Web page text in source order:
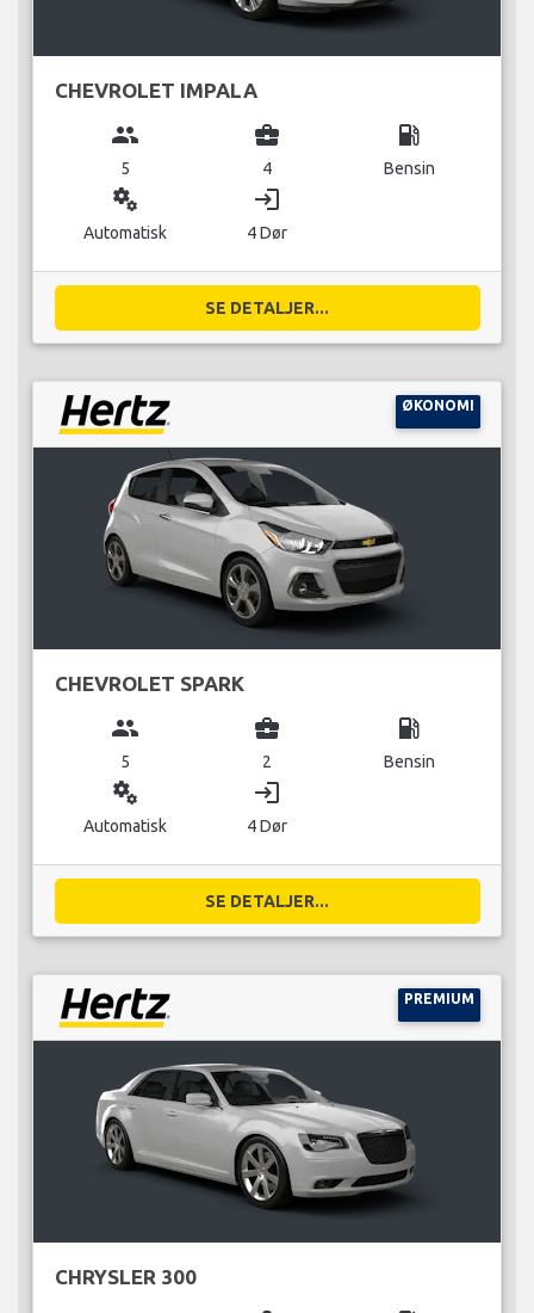
CHEVROLET IMPALA
group
5
business_center
4
local_gas_station
Bensin
miscellaneous_services
Automatisk
login
4 Dør
SE DETALJER...
ØKONOMI
CHEVROLET SPARK
group
5
business_center
2
local_gas_station
Bensin
miscellaneous_services
Automatisk
login
4 Dør
SE DETALJER...
PREMIUM
CHRYSLER 300